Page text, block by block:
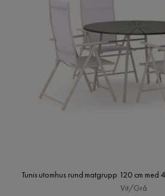
Tunis utomhus rund matgrupp 120 cm
Vit/Grå